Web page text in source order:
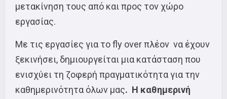
μετακίνηση τους από και προς τον χώρο
εργασίας.
Με τις εργασίες για το fly over πλέον να έχουν
ξεκινήσει, δημιουργείται μια κατάσταση που
ενισχύει τη ζοφερή πραγματικότητα για την
καθημερινότητα όλων μας. Η καθημερινή